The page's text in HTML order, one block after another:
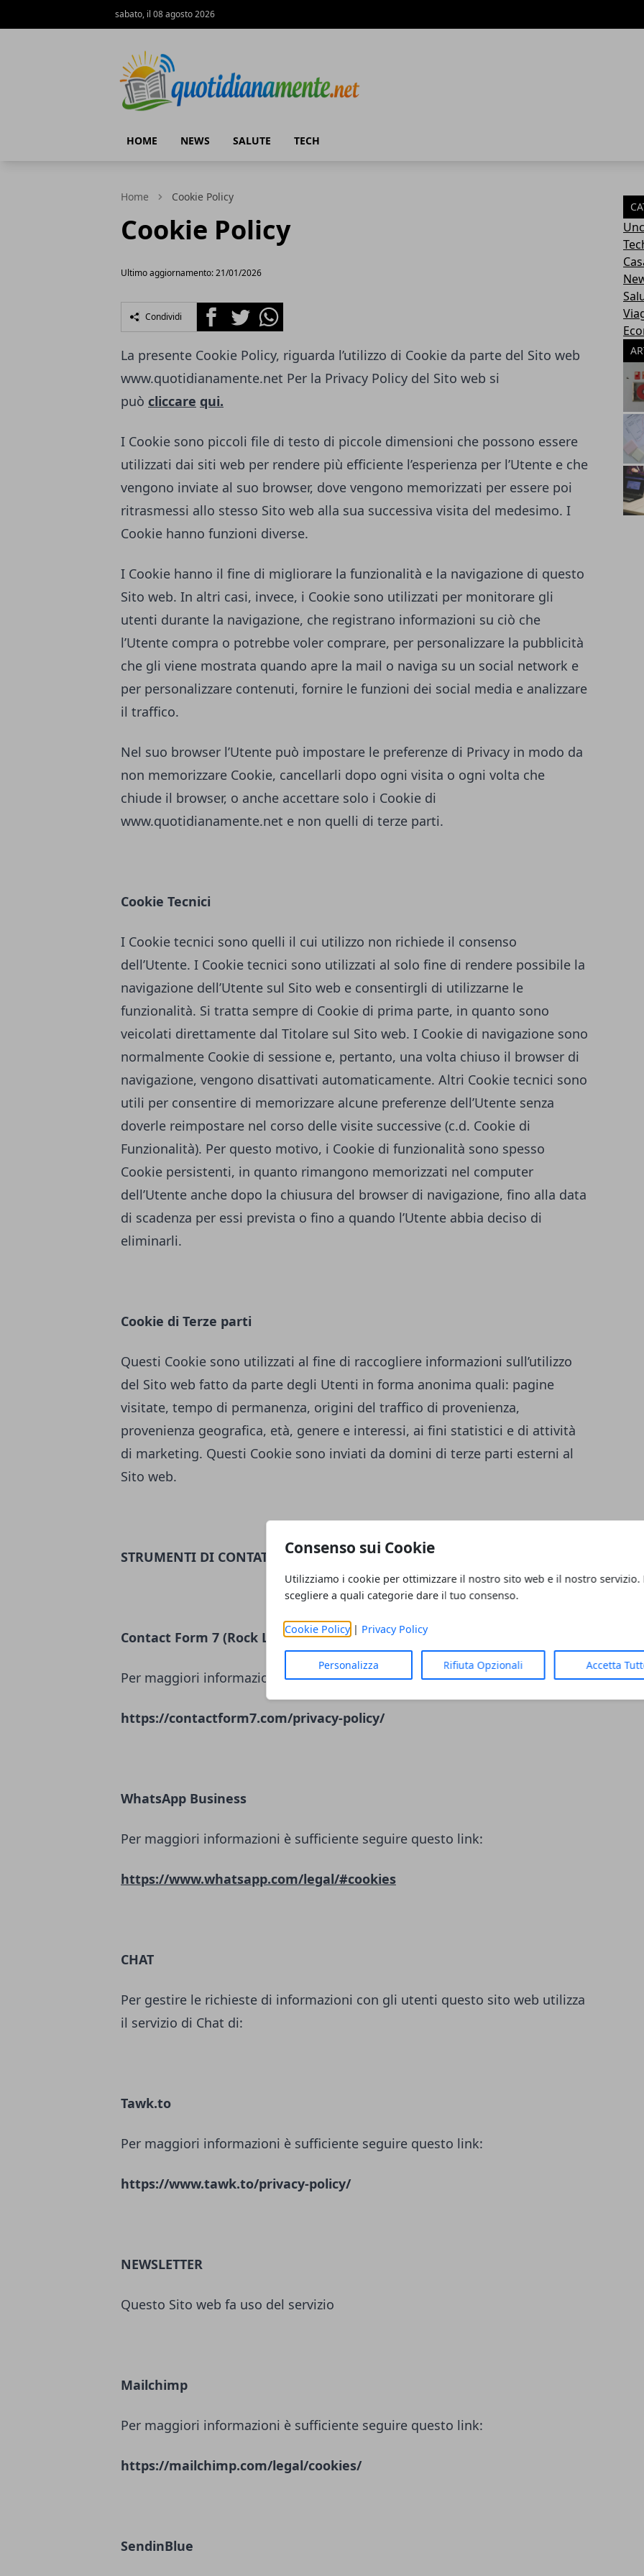
Consenso sui Cookie
Utilizziamo i cookie per ottimizzare il nostro sito web e il nostro servizio.
scegliere a quali categorie dare il tuo consenso.
Cookie Policy| Privacy Policy
Personalizza Rifiuta Opzionali Accetta
sabato, il 08 agosto 2026
HOME NEWS SALUTE TECH
Home Cookie Policy
Cookie Policy
Ultimo aggiornamento: 21/01/2026
Condividi FacebookTwitterWhatsapp
La presente Cookie Policy, riguarda l’utilizzo di Cookie da parte del Sito web
www.quotidianamente.net Per la Privacy Policy del Sito web si
può cliccare qui.
I Cookie sono piccoli file di testo di piccole dimensioni che possono essere
utilizzati dai siti web per rendere più efficiente l’esperienza per l’Utente e che
vengono inviate al suo browser, dove vengono memorizzati per essere poi
ritrasmessi allo stesso Sito web alla sua successiva visita del medesimo. I
Cookie hanno funzioni diverse.
I Cookie hanno il fine di migliorare la funzionalità e la navigazione di questo
Sito web. In altri casi, invece, i Cookie sono utilizzati per monitorare gli
utenti durante la navigazione, che registrano informazioni su ciò che
l’Utente compra o potrebbe voler comprare, per personalizzare la pubblicità
che gli viene mostrata quando apre la mail o naviga su un social network e
per personalizzare contenuti, fornire le funzioni dei social media e analizzare
il traffico.
Nel suo browser l’Utente può impostare le preferenze di Privacy in modo da
non memorizzare Cookie, cancellarli dopo ogni visita o ogni volta che
chiude il browser, o anche accettare solo i Cookie di
www.quotidianamente.net e non quelli di terze parti.
Cookie Tecnici
I Cookie tecnici sono quelli il cui utilizzo non richiede il consenso
dell’Utente. I Cookie tecnici sono utilizzati al solo fine di rendere possibile la
navigazione dell’Utente sul Sito web e consentirgli di utilizzarne le
funzionalità. Si tratta sempre di Cookie di prima parte, in quanto sono
veicolati direttamente dal Titolare sul Sito web. I Cookie di navigazione sono
normalmente Cookie di sessione e, pertanto, una volta chiuso il browser di
navigazione, vengono disattivati automaticamente. Altri Cookie tecnici sono
utili per consentire di memorizzare alcune preferenze dell’Utente senza
doverle reimpostare nel corso delle visite successive (c.d. Cookie di
Funzionalità). Per questo motivo, i Cookie di funzionalità sono spesso
Cookie persistenti, in quanto rimangono memorizzati nel computer
dell’Utente anche dopo la chiusura del browser di navigazione, fino alla data
di scadenza per essi prevista o fino a quando l’Utente abbia deciso di
eliminarli.
Cookie di Terze parti
Questi Cookie sono utilizzati al fine di raccogliere informazioni sull’utilizzo
del Sito web fatto da parte degli Utenti in forma anonima quali: pagine
visitate, tempo di permanenza, origini del traffico di provenienza,
provenienza geografica, età, genere e interessi, ai fini statistici e di attività
di marketing. Questi Cookie sono inviati da domini di terze parti esterni al
Sito web.
STRUMENTI DI CONTATTO
Contact Form 7 (Rock Lobster LLC)
Per maggiori informazioni è sufficiente seguire questo link:
https://contactform7.com/privacy-policy/
WhatsApp Business
Per maggiori informazioni è sufficiente seguire questo link:
https://www.whatsapp.com/legal/#cookies
CHAT
Per gestire le richieste di informazioni con gli utenti questo sito web utilizza
il servizio di Chat di:
Tawk.to
Per maggiori informazioni è sufficiente seguire questo link:
https://www.tawk.to/privacy-policy/
NEWSLETTER
Questo Sito web fa uso del servizio
Mailchimp
Per maggiori informazioni è sufficiente seguire questo link:
https://mailchimp.com/legal/cookies/
SendinBlue